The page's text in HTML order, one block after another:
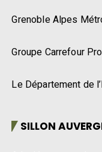
Grenoble Alpes
Groupe Carrefour
Le Département de
SILLON